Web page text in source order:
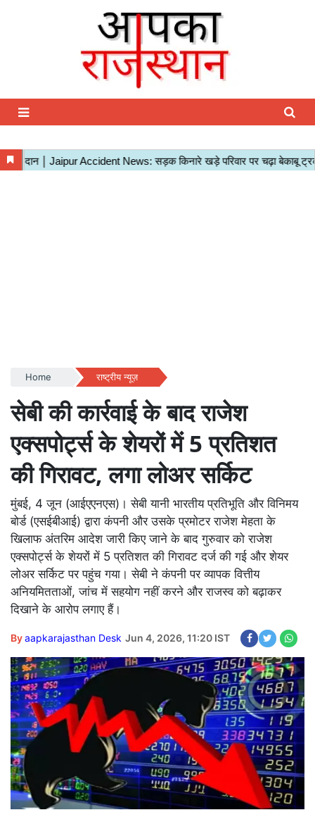
Home राष्ट्रीय न्यूज़
सेबी की कार्रवाई के बाद राजेश
एक्सपोर्ट्स के शेयरों में 5 प्रतिशत
की गिरावट, लगा लोअर सर्किट
मुंबई, 4 जून (आईएएनएस)। सेबी यानी भारतीय प्रतिभूति और विनिमय
बोर्ड (एसईबीआई) द्वारा कंपनी और उसके प्रमोटर राजेश मेहता के
खिलाफ अंतरिम आदेश जारी किए जाने के बाद गुरुवार को राजेश
एक्सपोर्ट्स के शेयरों में 5 प्रतिशत की गिरावट दर्ज की गई और शेयर
लोअर सर्किट पर पहुंच गया। सेबी ने कंपनी पर व्यापक वित्तीय
अनियमितताओं, जांच में सहयोग नहीं करने और राजस्व को बढ़ाकर
दिखाने के आरोप लगाए हैं।
Byaapkarajasthan Desk Jun 4, 2026, 11:20 IST